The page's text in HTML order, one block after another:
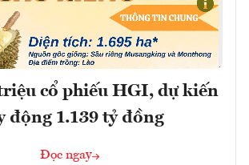
cổ phiếu HGI, dự kiến
động 1.139 tỷ đồng
Đọc ngay